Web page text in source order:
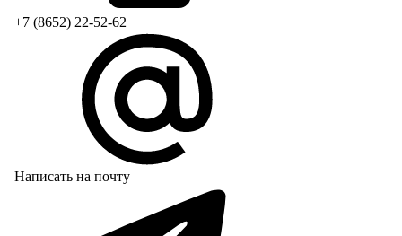
+7 (8652) 22-52-62
Написать на почту